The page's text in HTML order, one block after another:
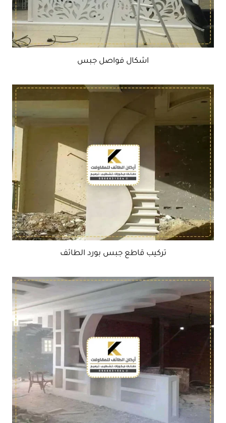
اشكال فواصل جبس
تركيب قاطع جبس بورد الطائف